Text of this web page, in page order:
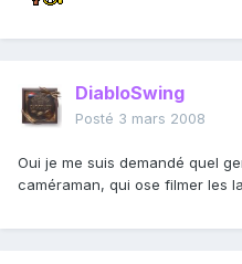
DiabloSwing
Posté 3 mars 2008
Oui je me suis demandé quel
caméraman, qui ose filmer les